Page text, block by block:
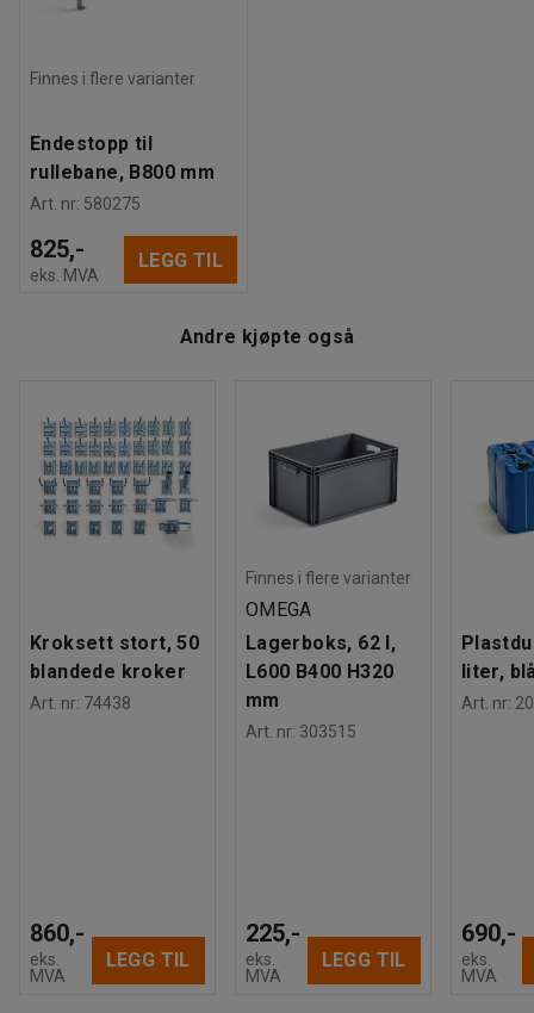
Finnes i flere varianter
Endestopp til
rullebane, B800 mm
Art. nr: 580275
825,-
eks. MVA
LEGG TIL
Andre kjøpte også
Kroksett stort, 50
blandede kroker
Art. nr: 74438
860,-
eks.
MVA
LEGG TIL
Finnes i flere varianter
OMEGA
Lagerboks, 62 l,
L600 B400 H320
mm
Art. nr: 303515
225,-
eks.
MVA
LEGG TIL
liter,
Art. nr:
690,-
eks.
MVA